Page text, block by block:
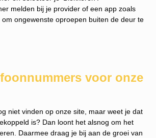
melden bij je provider of een app zoals
ongewenste oproepen buiten de deur te
voor onze
niet vinden op onze site, maar weet je dat
is? Dan loont het alsnog om het
Daarmee draag je bij aan de groei van